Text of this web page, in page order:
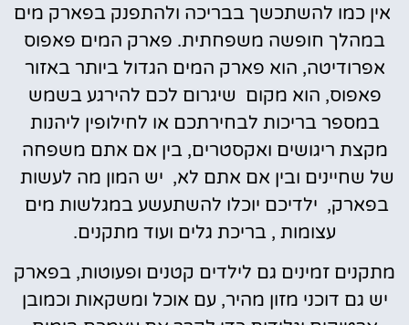
אין כמו להשתכשך בבריכה ולהתפנק בפארק מים
במהלך חופשה משפחתית. פארק המים פאפוס
אפרודיטה, הוא פארק המים הגדול ביותר באזור
פאפוס, הוא מקום שיגרום לכם להירגע בשמש
במספר בריכות לבחירתכם או לחילופין ליהנות
מקצת ריגושים ואקסטרים, בין אם אתם משפחה
של שחיינים ובין אם אתם לא, יש המון מה לעשות
בפארק, ילדיכם יוכלו להשתעשע במגלשות מים
עצומות , בריכת גלים ועוד מתקנים.
מתקנים זמינים גם לילדים קטנים ופעוטות, בפארק
יש גם דוכני מזון מהיר, עם אוכל ומשקאות וכמובן